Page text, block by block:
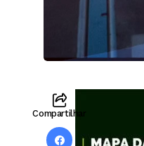
Compartilhar